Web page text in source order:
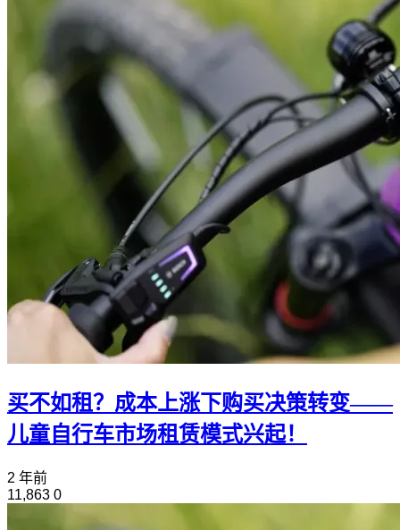
买不如租？成本上涨下购买决策转变——
儿童自行车市场租赁模式兴起！
2 年前
11,863 0